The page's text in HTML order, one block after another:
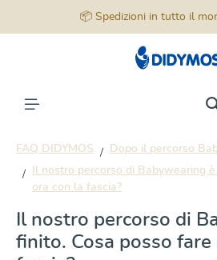
📦 Spedizioni in tutto il
FAQ DIDYMOS
Dopo il percorso
Il nostro percorso di Babywearing
ora con la fascia?
Il nostro percorso di
finito. Cosa posso fare